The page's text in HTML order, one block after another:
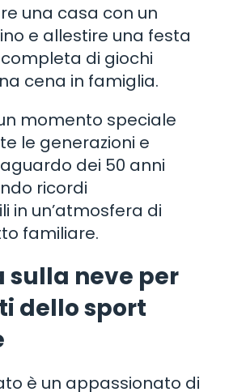
una casa con un
e allestire una festa
di giochi
cena in famiglia.
momento speciale
le generazioni e
dei 50 anni
ricordi
in un’atmosfera di
familiare.
sulla neve per
dello sport
è un appassionato di